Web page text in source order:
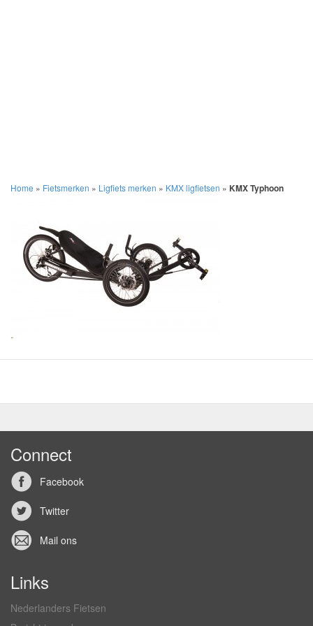
Home » Fietsmerken » Ligfiets merken » KMX ligfietsen » KMX Typhoon
Connect
Facebook
Twitter
Mail ons
Links
Nederlanders Fietsen